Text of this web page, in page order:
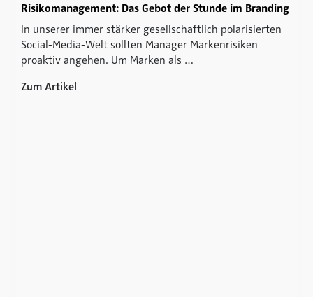
Risikomanagement: Das Gebot der Stunde im Branding
In unserer immer stärker gesellschaftlich polarisierten
Social-Media-Welt sollten Manager Markenrisiken
proaktiv angehen. Um Marken als …
Zum Artikel